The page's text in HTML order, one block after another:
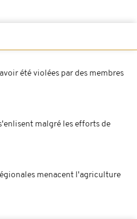
été violées par des membres
malgré les efforts de
menacent l'agriculture